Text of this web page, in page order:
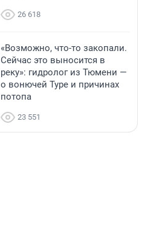
26 618
«Возможно, что-то закопали.
Сейчас это выносится в
реку»: гидролог из Тюмени —
о вонючей Туре и причинах
потопа
23 551